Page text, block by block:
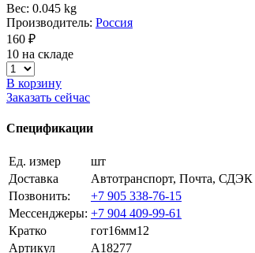
Вес: 0.045 kg
Производитель: Россия
160 ₽
10 на складе
В корзину
Заказать сейчас
Спецификации
Ед. измер
шт
Доставка
Автотранспорт, Почта, СДЭК
Позвонить:
+7 905 338-76-15
Мессенджеры: +7 904 409-99-61
Кратко
гот16мм12
Артикул
A18277